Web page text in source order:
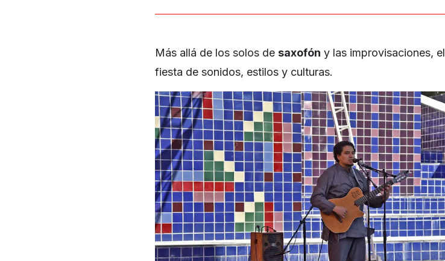
Más allá de los solos de saxofón y las improvisaciones, el
fiesta de sonidos, estilos y culturas.